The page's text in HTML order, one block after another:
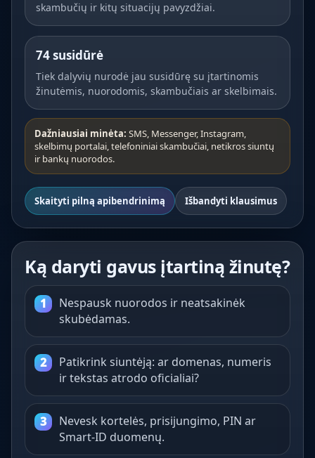
skambučių ir kitų situacijų pavyzdžiai.
74 susidūrė
Tiek dalyvių nurodė jau susidūrę su įtartinomis
žinutėmis, nuorodomis, skambučiais ar skelbimais.
Dažniausiai minėta: SMS, Messenger, Instagram,
skelbimų portalai, telefoniniai skambučiai, netikros siuntų
ir bankų nuorodos.
Skaityti pilną apibendrinimą Išbandyti klausimus
Ką daryti gavus įtartiną žinutę?
Nespausk nuorodos ir neatsakinėk
skubėdamas.
Patikrink siuntėją: ar domenas, numeris
ir tekstas atrodo oficialiai?
Nevesk kortelės, prisijungimo, PIN ar
Smart-ID duomenų.